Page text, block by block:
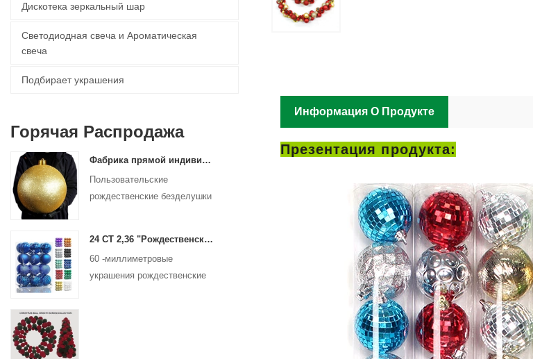
Дискотека зеркальный шар
Светодиодная свеча и Ароматическая
свеча
Подбирает украшения
Горячая Распродажа
Фабрика прямой индивидуальный рождественский мяч Большие украшения большие безделушки 15 см - 60 см.
Пользовательские
рождественские безделушки
24 CT 2,36 "Рождественский пластиковый шар для висящих украшений украшения рождественские шарики.
60 -миллиметровые
украшения рождественские
Информация О Продукте
Презентация продукта: